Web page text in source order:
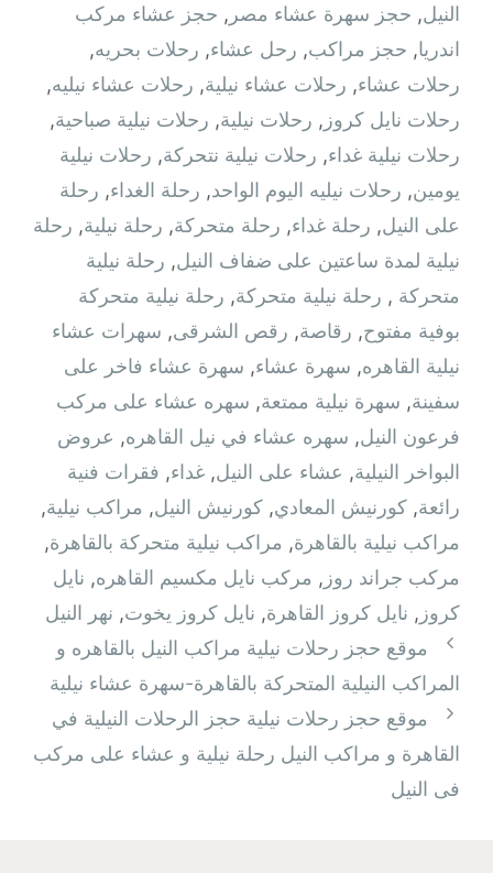
النيل, حجز سهرة عشاء مصر , حجز عشاء مركب
اندريا, حجز مراكب, رحل عشاء, رحلات بحريه,
رحلات عشاء, رحلات عشاء نيلية, رحلات عشاء نيليه,
رحلات نايل كروز , رحلات نيلية, رحلات نيلية صباحية,
رحلات نيلية غداء, رحلات نيلية نتحركة, رحلات نيلية
يومين, رحلات نيليه اليوم الواحد, رحلة الغداء, رحلة
على النيل, رحلة غداء, رحلة متحركة, رحلة نيلية, رحلة
نيلية لمدة ساعتين على ضفاف النيل, رحلة نيلية
متحركة ‫ , رحلة نيلية متحركة, رحلة نيلية متحركة
بوفية مفتوح, رقاصة, رقص الشرقى, سهرات عشاء
نيلية القاهره, سهرة عشاء, سهرة عشاء فاخر على
سفينة, سهرة نيلية ممتعة, سهره عشاء على مركب
فرعون النيل, سهره عشاء في نيل القاهره‏, عروض
البواخر النيلية, عشاء على النيل, غداء, فقرات فنية
رائعة, كورنيش المعادي, كورنيش النيل, مراكب نيلية,
مراكب نيلية بالقاهرة, مراكب نيلية متحركة بالقاهرة,
مركب جراند روز , مركب نايل مكسيم القاهره, نايل
كروز , نايل كروز القاهرة, نايل كروز يخوت, نهر النيل
موقع حجز رحلات نيلية مراكب النيل بالقاهره و
المراكب النيلية المتحركة بالقاهرة-سهرة عشاء نيلية
موقع حجز رحلات نيلية حجز الرحلات النيلية في
القاهرة و مراكب النيل رحلة نيلية و عشاء على مركب
فى النيل